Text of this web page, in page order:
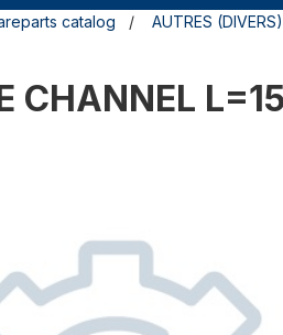
catalog AUTRES (DIVERS)
CHANNEL